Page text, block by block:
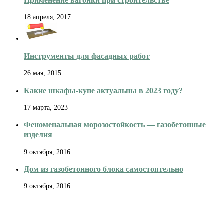
18 апреля, 2017
Инструменты для фасадных работ
26 мая, 2015
Какие шкафы-купе актуальны в 2023 году?
17 марта, 2023
Феноменальная морозостойкость — газобетонные
изделия
9 октября, 2016
Дом из газобетонного блока самостоятельно
9 октября, 2016